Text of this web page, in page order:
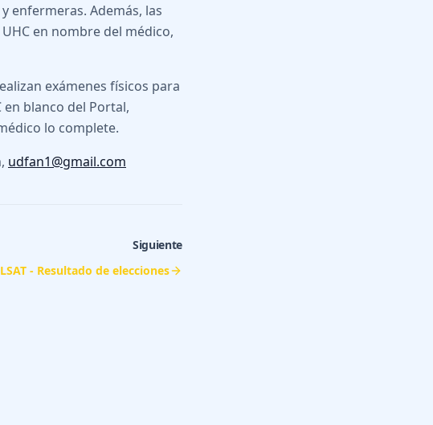
enfermeras. Además, las
en nombre del médico,
exámenes físicos para
blanco del Portal,
lo complete.
udfan1@gmail.com
Siguiente
LSAT - Resultado de elecciones